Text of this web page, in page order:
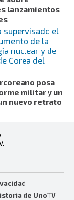
lanzamientos
posa
militar y un
nuevo retrato
de UnoTV